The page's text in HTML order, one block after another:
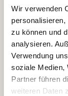
Wir verwenden
zu können und
analysieren.
Verwendung
soziale Medien,
Partner führen
weiteren Daten
Ich bin damit
ausschließlich
verarbeitet, auf IT-
GmbH, Heinrich-
(Betreiber)
verantwortliche
werden.
Diese